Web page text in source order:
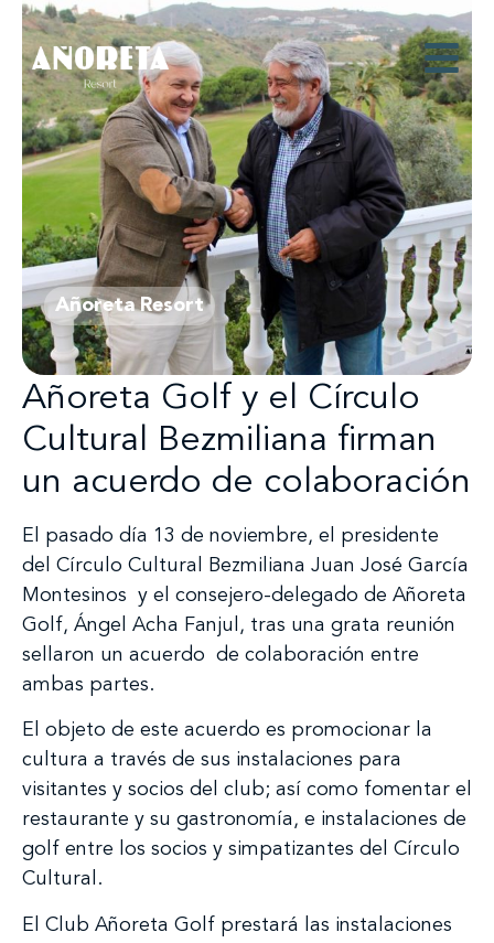
Añoreta Resort
Añoreta Golf y el Círculo
Cultural Bezmiliana firman
un acuerdo de colaboración
El pasado día 13 de noviembre, el presidente
del Círculo Cultural Bezmiliana Juan José García
Montesinos y el consejero-delegado de Añoreta
Golf, Ángel Acha Fanjul, tras una grata reunión
sellaron un acuerdo de colaboración entre
ambas partes.
El objeto de este acuerdo es promocionar la
cultura a través de sus instalaciones para
visitantes y socios del club; así como fomentar el
restaurante y su gastronomía, e instalaciones de
golf entre los socios y simpatizantes del Círculo
Cultural.
El Club Añoreta Golf prestará las instalaciones